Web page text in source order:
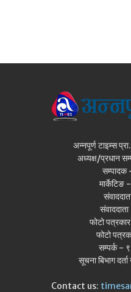
अन्नपूर्ण टाइम्स
अध्यक्ष/प्रधान
सम्पादक
मार्केटिङ
फोटो
फोटो
सम्पर्क -
सूचना बिभाग
Contact us: